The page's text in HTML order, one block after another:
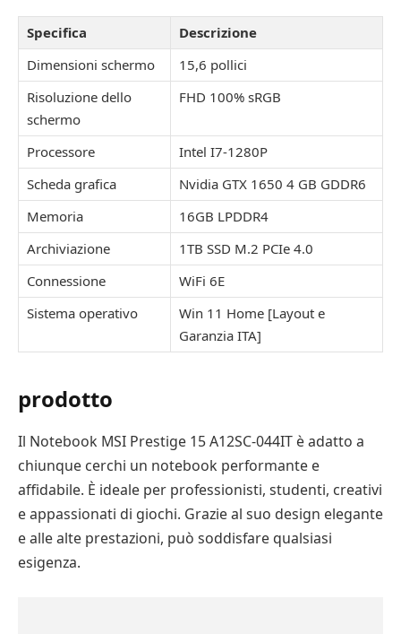
Specifica
Descrizione
Dimensioni schermo
15,6 pollici
Risoluzione dello
schermo
FHD 100% sRGB
Processore
Intel I7-1280P
Scheda grafica
Nvidia GTX 1650 4 GB GDDR6
Memoria
16GB LPDDR4
Archiviazione
1TB SSD M.2 PCIe 4.0
Connessione
WiFi 6E
Sistema operativo
Win 11 Home [Layout e
Garanzia ITA]
prodotto
Il Notebook MSI Prestige 15 A12SC-044IT è adatto a
chiunque cerchi un notebook performante e
affidabile. È ideale per professionisti, studenti, creativi
e appassionati di giochi. Grazie al suo design elegante
e alle alte prestazioni, può soddisfare qualsiasi
esigenza.